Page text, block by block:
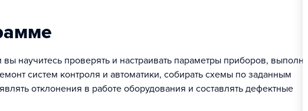
научитесь проверять и настраивать параметры приборов,
систем контроля и автоматики, собирать схемы по заданным
отклонения в работе оборудования и составлять дефектные